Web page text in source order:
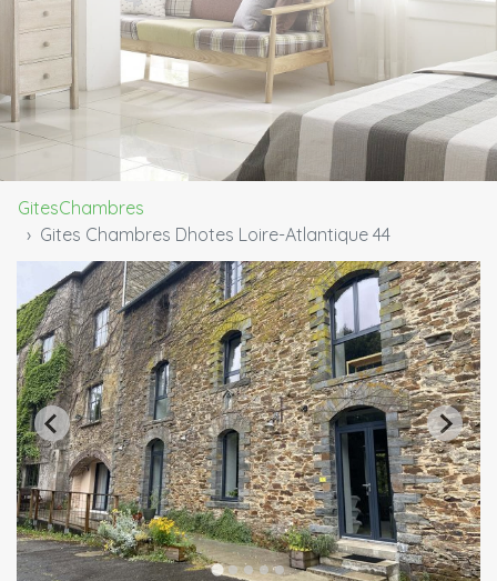
GitesChambres
Gites Chambres Dhotes Loire-Atlantique 44